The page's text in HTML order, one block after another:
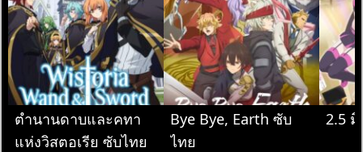
ตำนานดาบและคทา
แห่งวิสตอเรีย ซับไทย
Bye Bye, Earth ซับ
ไทย
2.5